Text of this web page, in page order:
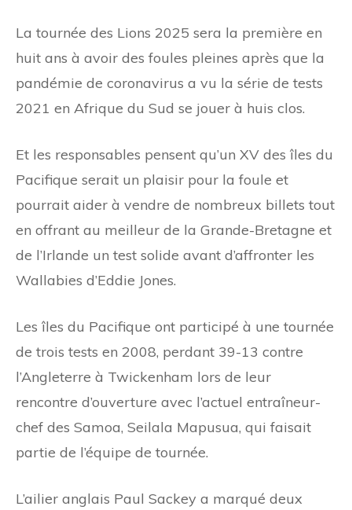
La tournée des Lions 2025 sera la première en
huit ans à avoir des foules pleines après que la
pandémie de coronavirus a vu la série de tests
2021 en Afrique du Sud se jouer à huis clos.
Et les responsables pensent qu’un XV des îles du
Pacifique serait un plaisir pour la foule et
pourrait aider à vendre de nombreux billets tout
en offrant au meilleur de la Grande-Bretagne et
de l’Irlande un test solide avant d’affronter les
Wallabies d’Eddie Jones.
Les îles du Pacifique ont participé à une tournée
de trois tests en 2008, perdant 39-13 contre
l’Angleterre à Twickenham lors de leur
rencontre d’ouverture avec l’actuel entraîneur-
chef des Samoa, Seilala Mapusua, qui faisait
partie de l’équipe de tournée.
L’ailier anglais Paul Sackey a marqué deux